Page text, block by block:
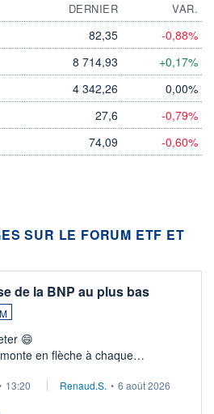
DERNIER
VAR.
82,35 -0,88%
8 714,93 +0,17%
4 342,26 0,00%
27,6 -0,79%
74,09 -0,60%
SUR LE FORUM ETF ET
de la BNP au plus bas
😄​
en flèche à chaque
tip top pour sa retraite.
13:20 Renaud.S. • 6 août 2026